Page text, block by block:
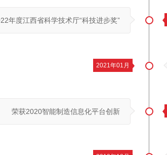
年度江西省科学技术厅“科技进步奖”
2021年01月
荣获2020智能制造信息化平台创新